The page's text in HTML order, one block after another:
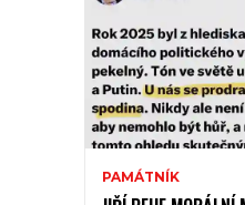
PAMÁTNÍK